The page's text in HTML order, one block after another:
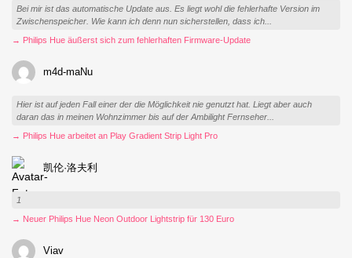
Bei mir ist das automatische Update aus. Es liegt wohl die fehlerhafte Version im
Zwischenspeicher. Wie kann ich denn nun sicherstellen, dass ich...
→ Philips Hue äußerst sich zum fehlerhaften Firmware-Update
m4d-maNu
Hier ist auf jeden Fall einer der die Möglichkeit nie genutzt hat. Liegt aber auch
daran das in meinen Wohnzimmer bis auf der Ambilight Fernseher...
→ Philips Hue arbeitet an Play Gradient Strip Light Pro
凯伦·洛夫利
1
→ Neuer Philips Hue Neon Outdoor Lightstrip für 130 Euro
Viav